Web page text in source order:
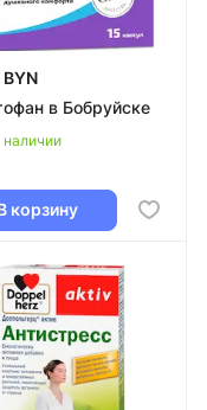
в Бобруйске
наличии
корзину